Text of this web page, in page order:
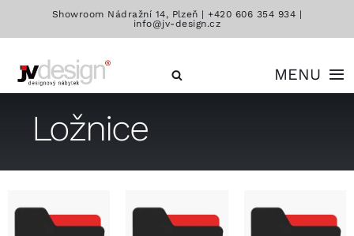
PřeskočitShowroom Nádražní 14, Plzeň |+420 606 354 934 |
info@jv-design.cz
MENU
Značky
Kontakt
Ložnice